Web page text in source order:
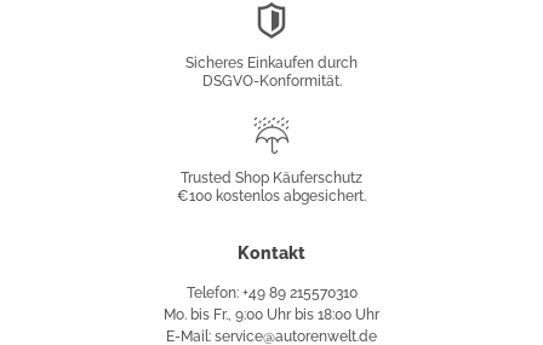
Sicheres Einkaufen durch
DSGVO-Konformität.
Käuferschutz
Trusted Shop Käuferschutz
€100 kostenlos abgesichert.
Kontakt
Telefon: +49 89 215570310
Mo. bis Fr., 9:00 Uhr bis 18:00 Uhr
E-Mail: service@autorenwelt.de